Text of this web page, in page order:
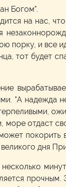
Богом".
на нас,
порку, и все
тот будет
"А
отдаст
дня